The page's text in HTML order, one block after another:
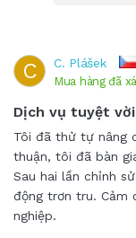
C C. Plášek
Mua hàng đã
Dịch vụ tuyệt
Tôi đã thử tự nâng
thuận, tôi đã bàn
Sau hai lần chỉnh
động trơn tru. Cảm
nghiệp.